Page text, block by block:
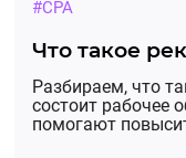
#CPA
Что такое
Разбираем, что
состоит рабочее
помогают